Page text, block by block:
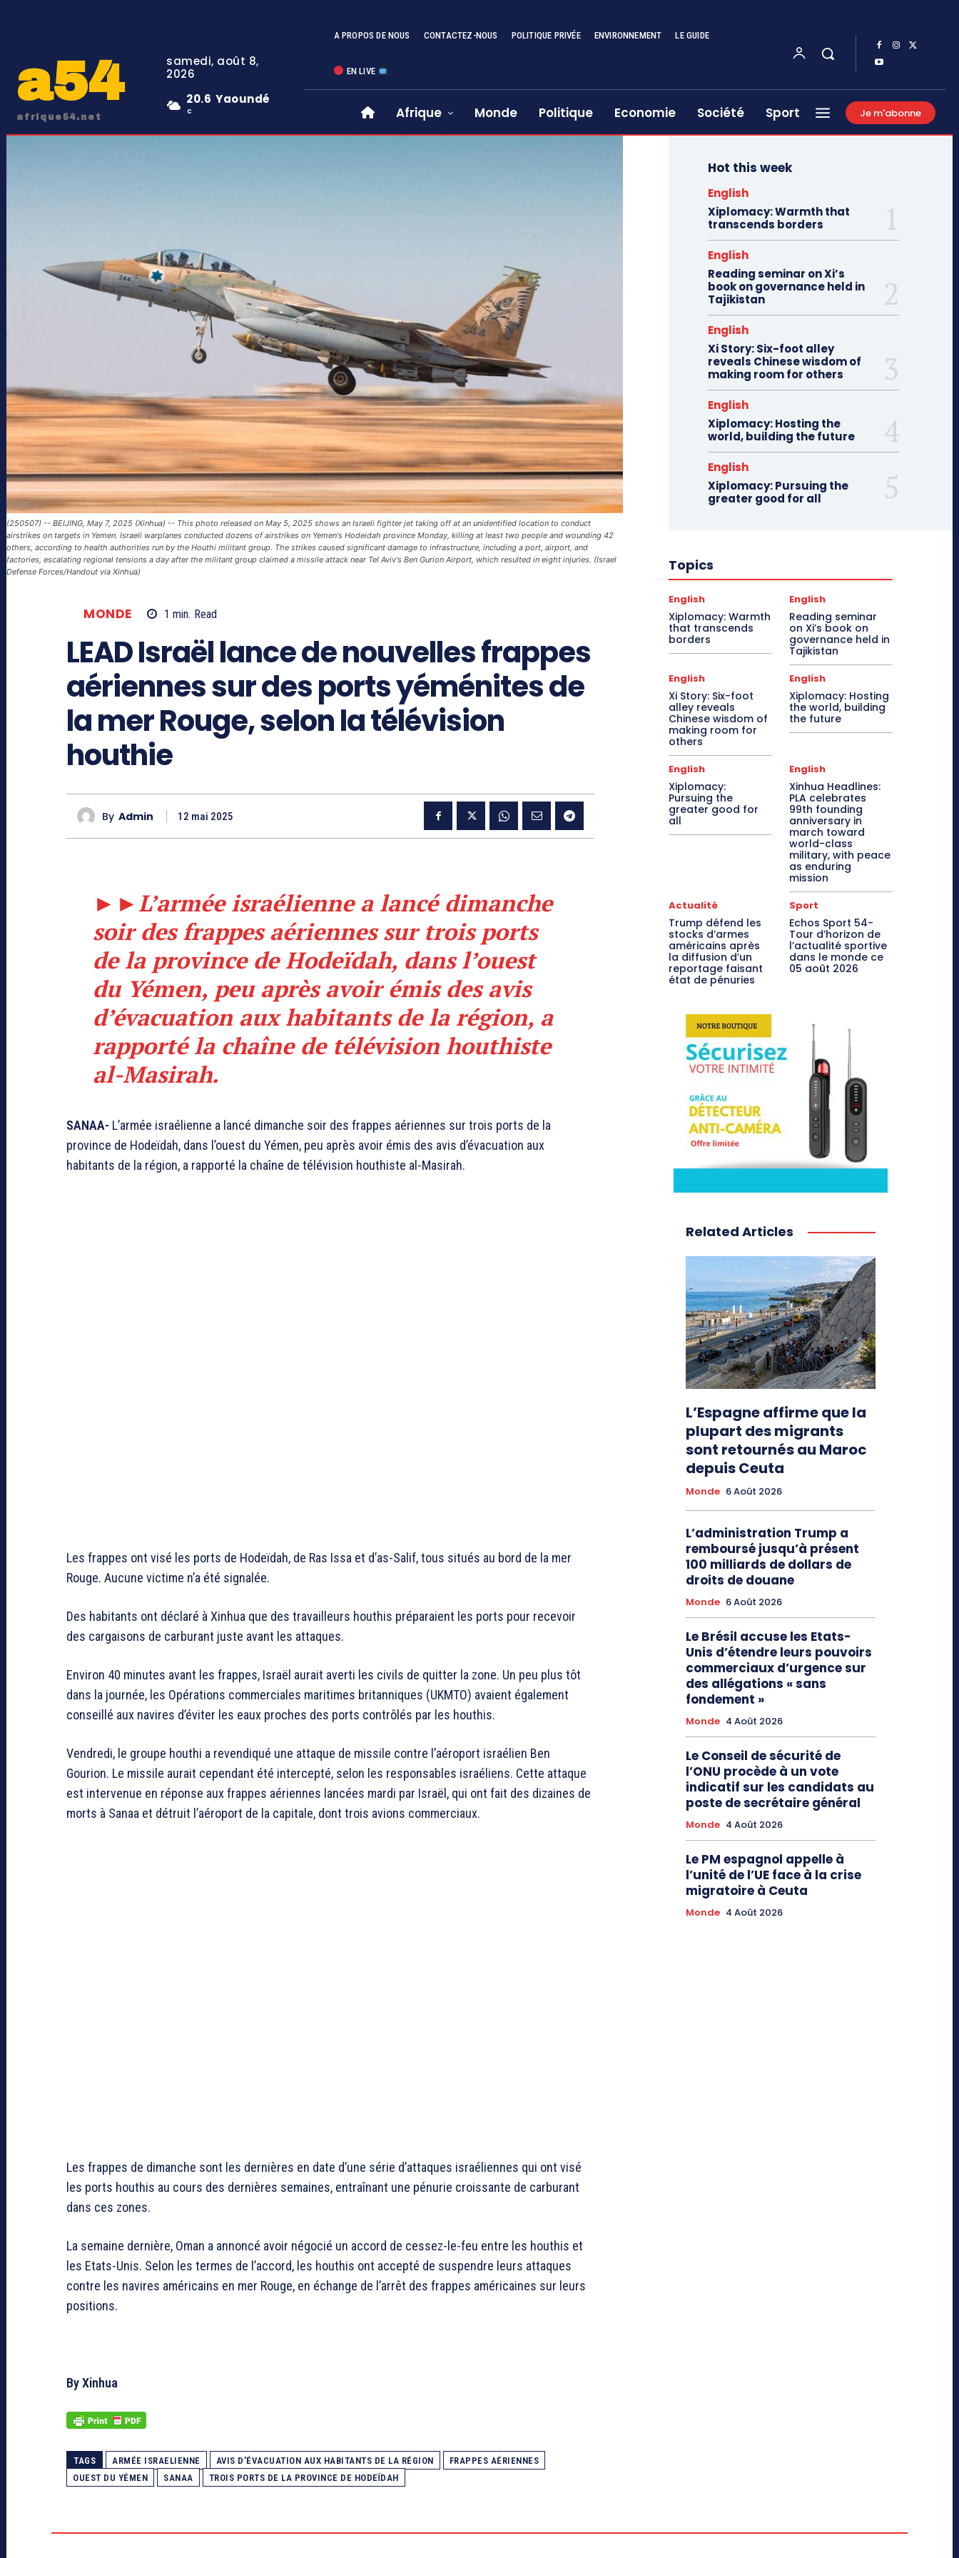
a54
afrique54.net
samedi, août 8,
2026
20.6
C
Yaoundé
A PROPOS DE NOUS CONTACTEZ-NOUS POLITIQUE PRIVÉE ENVIRONNEMENT LE GUIDE
EN LIVE
Afrique Monde Politique Economie Société Sport Je m'abonne
(250507) -- BEIJING, May 7, 2025 (Xinhua) -- This photo released on May 5, 2025 shows an Israeli fighter jet taking off at an unidentified location to conduct
airstrikes on targets in Yemen. Israeli warplanes conducted dozens of airstrikes on Yemen's Hodeidah province Monday, killing at least two people and wounding 42
others, according to health authorities run by the Houthi militant group. The strikes caused significant damage to infrastructure, including a port, airport, and
factories, escalating regional tensions a day after the militant group claimed a missile attack near Tel Aviv's Ben Gurion Airport, which resulted in eight injuries. (Israel
Defense Forces/Handout via Xinhua)
MONDE 1 min. Read
LEAD Israël lance de nouvelles frappes
aériennes sur des ports yéménites de
la mer Rouge, selon la télévision
houthie
By Admin 12 mai 2025
►►L’armée israélienne a lancé dimanche
soir des frappes aériennes sur trois ports
de la province de Hodeïdah, dans l’ouest
du Yémen, peu après avoir émis des avis
d’évacuation aux habitants de la région, a
rapporté la chaîne de télévision houthiste
al-Masirah.
SANAA- L’armée israélienne a lancé dimanche soir des frappes aériennes sur trois ports de la
province de Hodeïdah, dans l’ouest du Yémen, peu après avoir émis des avis d’évacuation aux
habitants de la région, a rapporté la chaîne de télévision houthiste al-Masirah.
Les frappes ont visé les ports de Hodeïdah, de Ras Issa et d’as-Salif, tous situés au bord de la mer
Rouge. Aucune victime n’a été signalée.
Des habitants ont déclaré à Xinhua que des travailleurs houthis préparaient les ports pour recevoir
des cargaisons de carburant juste avant les attaques.
Environ 40 minutes avant les frappes, Israël aurait averti les civils de quitter la zone. Un peu plus tôt
dans la journée, les Opérations commerciales maritimes britanniques (UKMTO) avaient également
conseillé aux navires d’éviter les eaux proches des ports contrôlés par les houthis.
Vendredi, le groupe houthi a revendiqué une attaque de missile contre l’aéroport israélien Ben
Gourion. Le missile aurait cependant été intercepté, selon les responsables israéliens. Cette attaque
est intervenue en réponse aux frappes aériennes lancées mardi par Israël, qui ont fait des dizaines de
morts à Sanaa et détruit l’aéroport de la capitale, dont trois avions commerciaux.
Les frappes de dimanche sont les dernières en date d’une série d’attaques israéliennes qui ont visé
les ports houthis au cours des dernières semaines, entraînant une pénurie croissante de carburant
dans ces zones.
La semaine dernière, Oman a annoncé avoir négocié un accord de cessez-le-feu entre les houthis et
les Etats-Unis. Selon les termes de l’accord, les houthis ont accepté de suspendre leurs attaques
contre les navires américains en mer Rouge, en échange de l’arrêt des frappes américaines sur leurs
positions.
By Xinhua
TAGS ARMÉE ISRAELIENNE AVIS D'ÉVACUATION AUX HABITANTS DE LA RÉGION
FRAPPES AÉRIENNES
OUEST DU YÉMEN
SANAA TROIS PORTS DE LA PROVINCE DE HODEÏDAH
Hot this week
English
Xiplomacy: Warmth that
transcends borders
English
Reading seminar on Xi’s
book on governance held in
Tajikistan
English
Xi Story: Six-foot alley
reveals Chinese wisdom of
making room for others
English
Xiplomacy: Hosting the
world, building the future
English
Xiplomacy: Pursuing the
greater good for all
Topics
English
Xiplomacy: Warmth
that transcends
borders
English
Reading seminar
on Xi’s book on
governance held in
Tajikistan
English
Xi Story: Six-foot
alley reveals
Chinese wisdom of
making room for
others
English
Xiplomacy: Hosting
the world, building
the future
English
Xiplomacy:
Pursuing the
greater good for
all
English
Xinhua Headlines:
PLA celebrates
99th founding
anniversary in
march toward
world-class
military, with peace
as enduring
mission
Actualité
Trump défend les
stocks d’armes
américains après
la diffusion d’un
reportage faisant
état de pénuries
Sport
Echos Sport 54-
Tour d’horizon de
l’actualité sportive
dans le monde ce
05 août 2026
Related Articles
L’Espagne affirme que la
plupart des migrants
sont retournés au Maroc
depuis Ceuta
Monde 6 Août 2026
L’administration Trump a
remboursé jusqu’à présent
100 milliards de dollars de
droits de douane
Monde 6 Août 2026
Le Brésil accuse les Etats-
Unis d’étendre leurs pouvoirs
commerciaux d’urgence sur
des allégations « sans
fondement »
Monde 4 Août 2026
Le Conseil de sécurité de
l’ONU procède à un vote
indicatif sur les candidats au
poste de secrétaire général
Monde 4 Août 2026
Le PM espagnol appelle à
l’unité de l’UE face à la crise
migratoire à Ceuta
Monde 4 Août 2026